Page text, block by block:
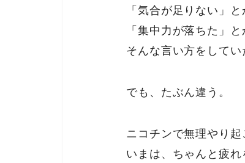
「気合が足りない」と
「集中力が落ちた」と
そんな言い方をしてい
でも、たぶん違う。
ニコチンで無理やり起
いまは、ちゃんと疲れ